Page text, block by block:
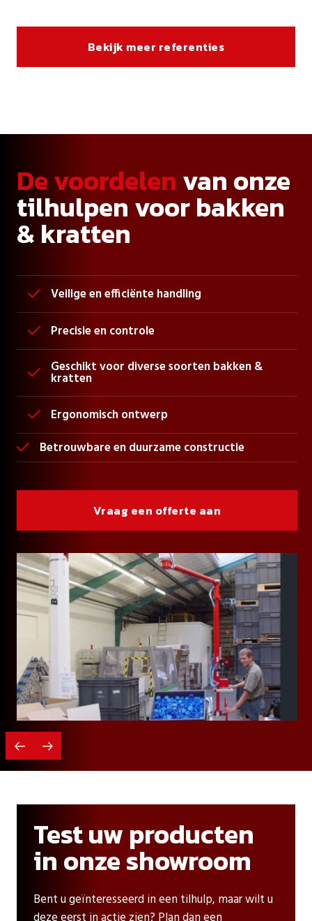
Bekijk meer referenties
De voordelenvan onze
tilhulpen voor bakken
& kratten
 Veilige en efficiënte handling
 Precisie en controle
 Geschikt voor diverse soorten bakken &
kratten
 Ergonomisch ontwerp
 Betrouwbare en duurzame constructie
Vraag een offerte aan
Test uw producten
in onze showroom
Bent u geïnteresseerd in een tilhulp, maar wilt u